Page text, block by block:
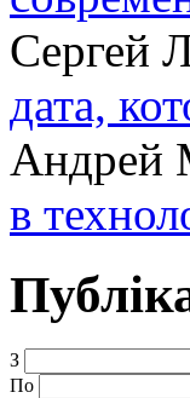
Сергей
дата,
Андрей
в
З
По